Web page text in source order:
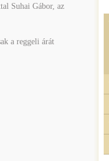
Suhai Gábor, az
a reggeli árát